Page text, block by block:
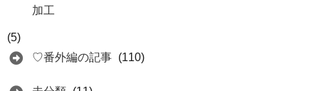
加工
(5)
♡番外編の記事 (110)